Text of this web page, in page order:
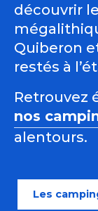
découvrir
Quiberon
restés à
Retrouvez
nos
alentours.
Les